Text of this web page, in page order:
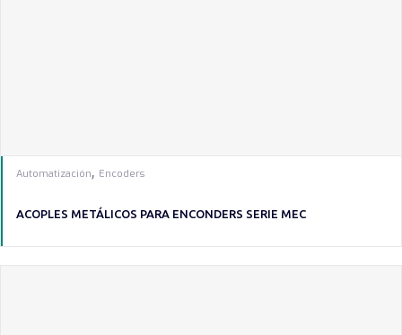
Automatización, Encoders
ACOPLES METÁLICOS PARA ENCONDERS SERIE MEC